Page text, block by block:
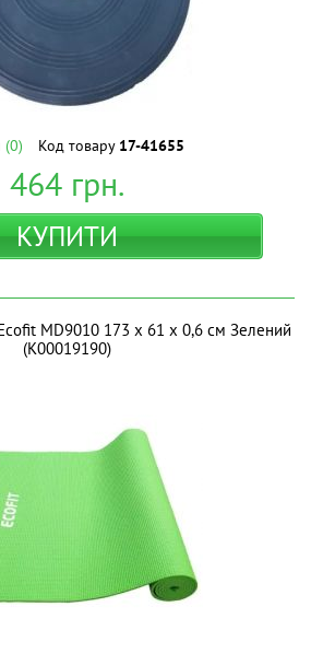
(0) Код товару 17-41655
464грн.
КУПИТИ
MD9010 173 х 61 х 0,6 см Зелений
(К00019190)